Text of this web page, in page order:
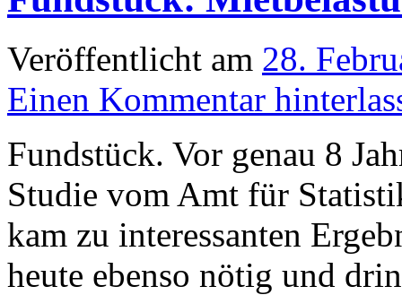
Veröffentlicht am 28.
Einen Kommentar
Fundstück. Vor genau 8
Studie vom Amt für
kam zu interessanten
heute ebenso nötig und